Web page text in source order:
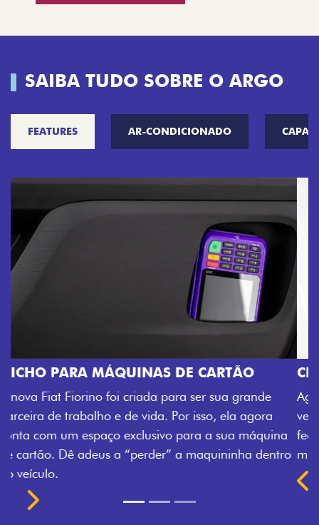
SAIBA TUDO SOBRE O ARGO
FEATURES AR-CONDICIONADO
CHAVE COM TELECOMANDO
Agora, a chave da sua nova Fiorino pode abrir o
veículo também à distância, e não mais somente pela
fechadura. São detalhes como esse que trazem ainda
mais fluidez para o seu dia de trabalho.
Previous
Next